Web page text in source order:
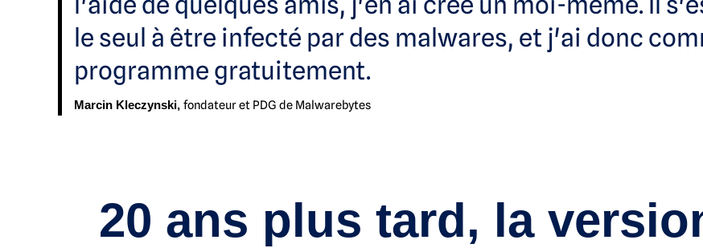
le seul à être infecté par des malwares, et j'ai donc
programme gratuitement.
Marcin Kleczynski, fondateur et PDG de Malwarebytes
20 ans plus tard, la